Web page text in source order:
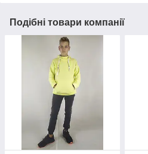
Подібні товари компанії